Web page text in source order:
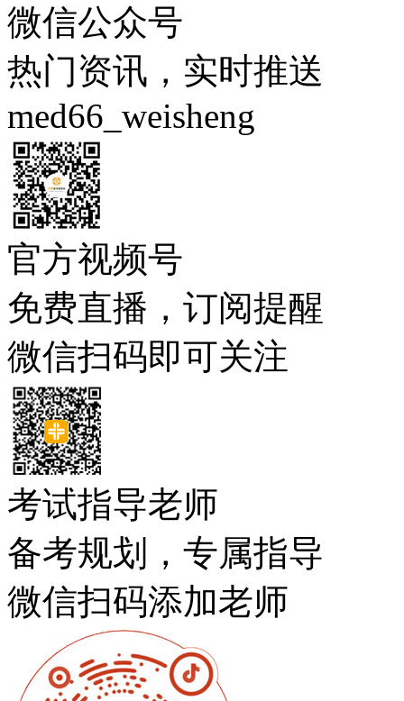
微信公众号
热门资讯，实时推送
med66_weisheng
官方视频号
免费直播，订阅提醒
微信扫码即可关注
考试指导老师
备考规划，专属指导
微信扫码添加老师